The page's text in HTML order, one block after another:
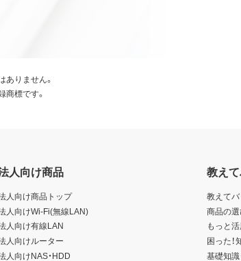
りません。
標です。
人向け商品
人向け商品トップ
人向けWi-Fi(無線LAN)
人向け有線LAN
人向けルーター
人向けNAS・HDD
教え
教えて
商品の
もっと活
困った！
基礎知識